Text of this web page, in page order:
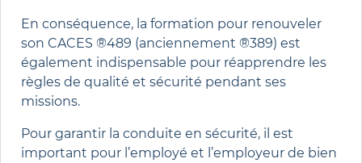
En conséquence, la formation pour renouveler
son CACES ®489 (anciennement ®389) est
également indispensable pour réapprendre les
règles de qualité et sécurité pendant ses
missions.
Pour garantir la conduite en sécurité, il est
important pour l’employé et l’employeur de bien